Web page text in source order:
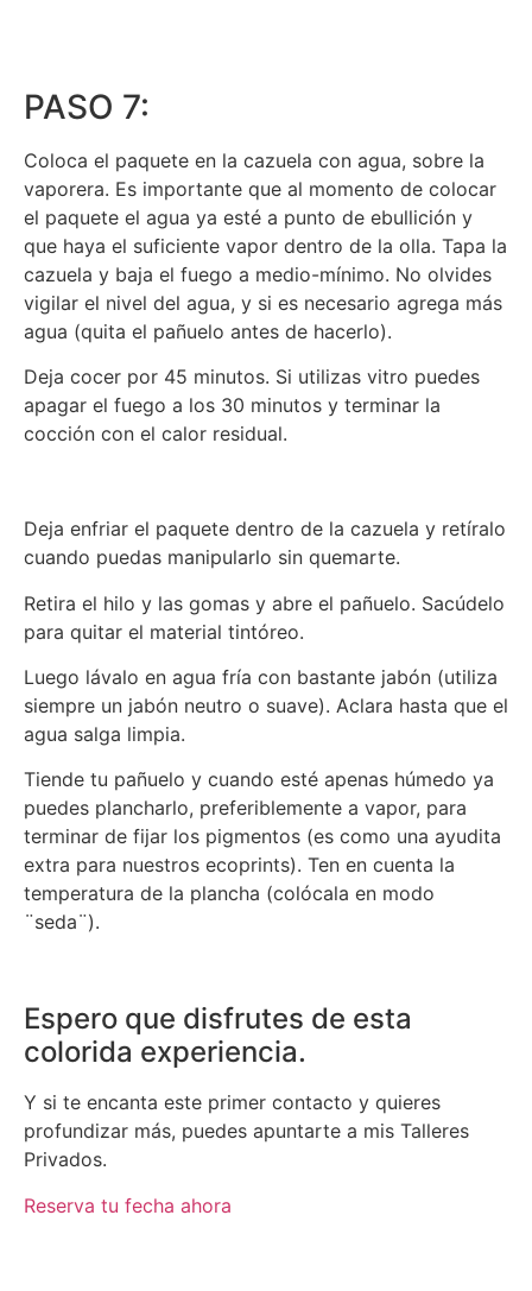
PASO 7:
Coloca el paquete en la cazuela con agua, sobre la
vaporera. Es importante que al momento de colocar
el paquete el agua ya esté a punto de ebullición y
que haya el suficiente vapor dentro de la olla. Tapa la
cazuela y baja el fuego a medio-mínimo. No olvides
vigilar el nivel del agua, y si es necesario agrega más
agua (quita el pañuelo antes de hacerlo).
Deja cocer por 45 minutos. Si utilizas vitro puedes
apagar el fuego a los 30 minutos y terminar la
cocción con el calor residual.
Deja enfriar el paquete dentro de la cazuela y retíralo
cuando puedas manipularlo sin quemarte.
Retira el hilo y las gomas y abre el pañuelo. Sacúdelo
para quitar el material tintóreo.
Luego lávalo en agua fría con bastante jabón (utiliza
siempre un jabón neutro o suave). Aclara hasta que el
agua salga limpia.
Tiende tu pañuelo y cuando esté apenas húmedo ya
puedes plancharlo, preferiblemente a vapor, para
terminar de fijar los pigmentos (es como una ayudita
extra para nuestros ecoprints). Ten en cuenta la
temperatura de la plancha (colócala en modo
¨seda¨).
Espero que disfrutes de esta
colorida experiencia.
Y si te encanta este primer contacto y quieres
profundizar más, puedes apuntarte a mis Talleres
Privados.
Reserva tu fecha ahora